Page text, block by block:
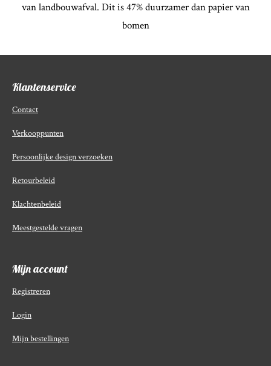
van landbouwafval. Dit is 47% duurzamer dan papier van
bomen
Klantenservice
Contact
Verkooppunten
Persoonlijke design verzoeken
Retourbeleid
Klachtenbeleid
Meestgestelde vragen
Mijn account
Registreren
Login
Mijn bestellingen